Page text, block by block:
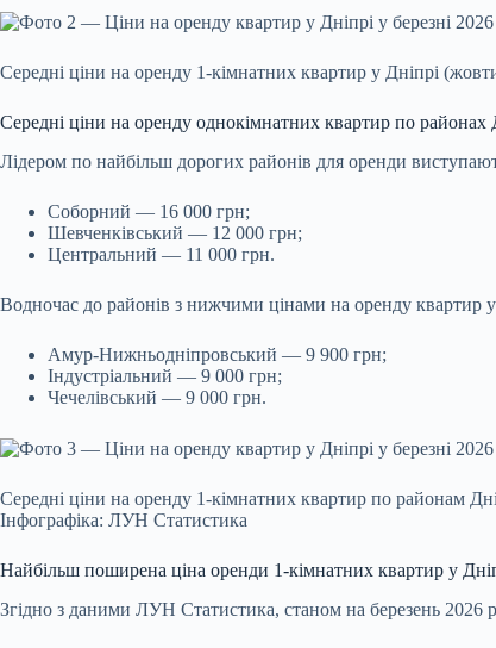
Середні ціни на оренду 1-кімнатних квартир у Дніпрі
Середні ціни на оренду однокімнатних квартир по районах
Лідером по найбільш дорогих районів для оренди
Соборний — 16 000 грн;
Шевченківський — 12 000 грн;
Центральний — 11 000 грн.
Водночас до районів з нижчими цінами на оренду квартир у
Амур-Нижньодніпровський — 9 900 грн;
Індустріальний — 9 000 грн;
Чечелівський — 9 000 грн.
Середні ціни на оренду 1-кімнатних квартир по районам
Інфографіка: ЛУН Статистика
Найбільш поширена ціна оренди 1-кімнатних квартир у
Згідно з даними ЛУН Статистика, станом на березень 2026